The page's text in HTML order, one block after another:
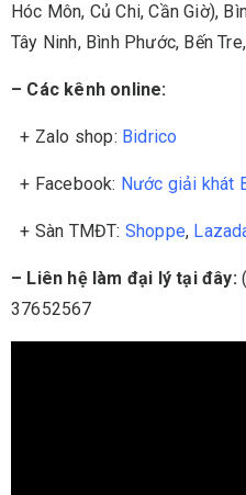
Hóc Môn, Củ Chi, Cần Giờ),
Tây Ninh, Bình Phước, Bến
– Các kênh online:
+ Zalo shop: Bidrico
+ Facebook: Nước giải khát
+ Sàn TMĐT: Shoppe,
– Liên hệ làm đại lý tại đây:
37652567